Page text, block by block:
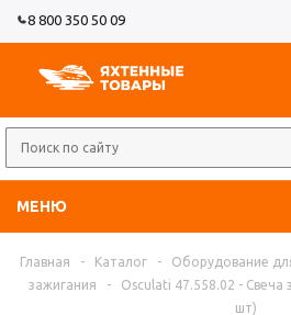
8 800 350 50 09
МЕНЮ
Главная - Каталог - Оборудование
зажигания
-
Osculati 47.558.02 - Свеча
шт)